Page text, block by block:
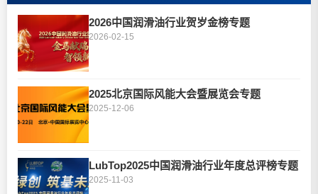
2026中国润滑油行业贺岁金榜专题
2026-02-15
2025北京国际风能大会暨展览会专题
2025-12-06
LubTop2025中国润滑油行业年度总评榜专题
2025-11-03